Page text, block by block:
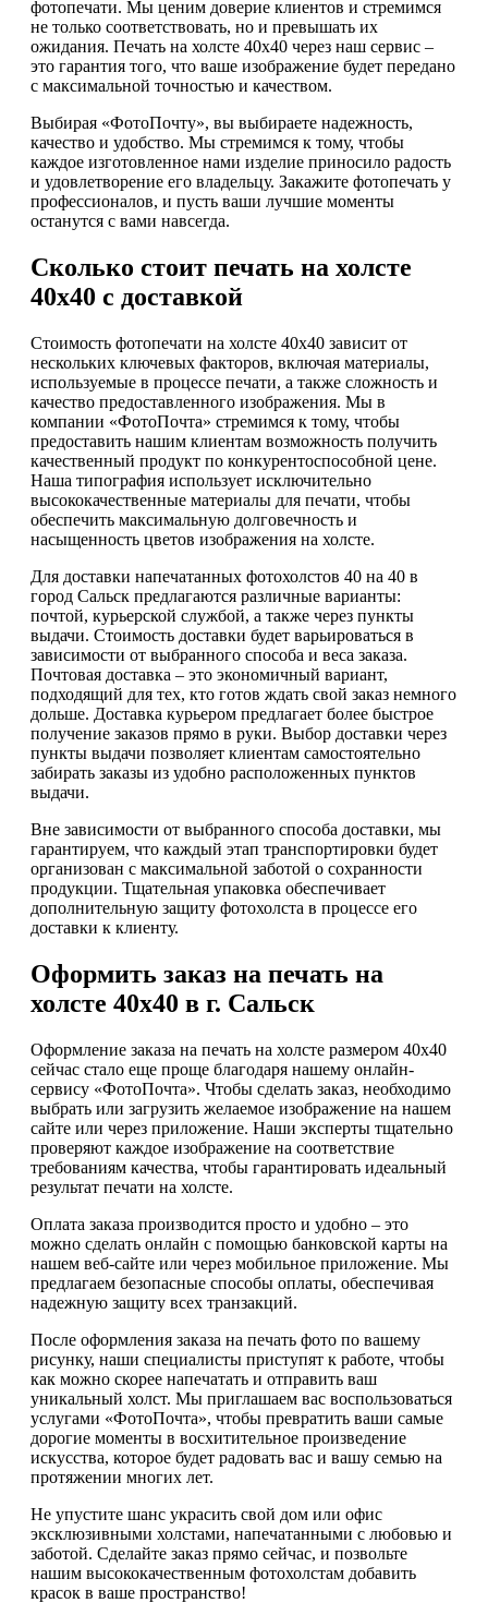
фотопечати. Мы ценим доверие клиентов и стремимся
не только соответствовать, но и превышать их
ожидания. Печать на холсте 40х40 через наш сервис –
это гарантия того, что ваше изображение будет передано
с максимальной точностью и качеством.
Выбирая «ФотоПочту», вы выбираете надежность,
качество и удобство. Мы стремимся к тому, чтобы
каждое изготовленное нами изделие приносило радость
и удовлетворение его владельцу. Закажите фотопечать у
профессионалов, и пусть ваши лучшие моменты
останутся с вами навсегда.
Сколько стоит печать на холсте
40х40 с доставкой
Стоимость фотопечати на холсте 40х40 зависит от
нескольких ключевых факторов, включая материалы,
используемые в процессе печати, а также сложность и
качество предоставленного изображения. Мы в
компании «ФотоПочта» стремимся к тому, чтобы
предоставить нашим клиентам возможность получить
качественный продукт по конкурентоспособной цене.
Наша типография использует исключительно
высококачественные материалы для печати, чтобы
обеспечить максимальную долговечность и
насыщенность цветов изображения на холсте.
Для доставки напечатанных фотохолстов 40 на 40 в
город Сальск предлагаются различные варианты:
почтой, курьерской службой, а также через пункты
выдачи. Стоимость доставки будет варьироваться в
зависимости от выбранного способа и веса заказа.
Почтовая доставка – это экономичный вариант,
подходящий для тех, кто готов ждать свой заказ немного
дольше. Доставка курьером предлагает более быстрое
получение заказов прямо в руки. Выбор доставки через
пункты выдачи позволяет клиентам самостоятельно
забирать заказы из удобно расположенных пунктов
выдачи.
Вне зависимости от выбранного способа доставки, мы
гарантируем, что каждый этап транспортировки будет
организован с максимальной заботой о сохранности
продукции. Тщательная упаковка обеспечивает
дополнительную защиту фотохолста в процессе его
доставки к клиенту.
Оформить заказ на печать на
холсте 40х40 в г. Сальск
Оформление заказа на печать на холсте размером 40х40
сейчас стало еще проще благодаря нашему онлайн-
сервису «ФотоПочта». Чтобы сделать заказ, необходимо
выбрать или загрузить желаемое изображение на нашем
сайте или через приложение. Наши эксперты тщательно
проверяют каждое изображение на соответствие
требованиям качества, чтобы гарантировать идеальный
результат печати на холсте.
Оплата заказа производится просто и удобно – это
можно сделать онлайн с помощью банковской карты на
нашем веб-сайте или через мобильное приложение. Мы
предлагаем безопасные способы оплаты, обеспечивая
надежную защиту всех транзакций.
После оформления заказа на печать фото по вашему
рисунку, наши специалисты приступят к работе, чтобы
как можно скорее напечатать и отправить ваш
уникальный холст. Мы приглашаем вас воспользоваться
услугами «ФотоПочта», чтобы превратить ваши самые
дорогие моменты в восхитительное произведение
искусства, которое будет радовать вас и вашу семью на
протяжении многих лет.
Не упустите шанс украсить свой дом или офис
эксклюзивными холстами, напечатанными с любовью и
заботой. Сделайте заказ прямо сейчас, и позвольте
нашим высококачественным фотохолстам добавить
красок в ваше пространство!